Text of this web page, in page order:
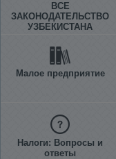
ВСЕ
ЗАКОНОДАТЕЛЬСТВО
УЗБЕКИСТАНА
Малое предприятие
Налоги: Вопросы и
ответы